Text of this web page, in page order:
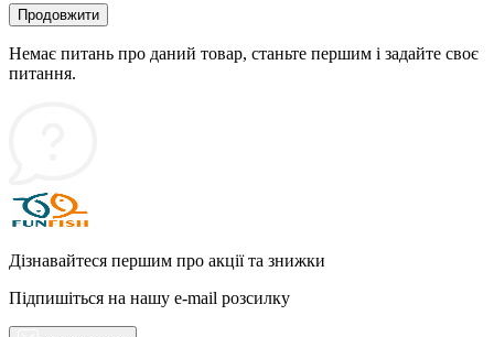
Продовжити
Немає питань про даний товар, станьте першим і задайте своє
питання.
Дізнавайтеся першим про акції та знижки
Підпишіться на нашу e-mail розсилку